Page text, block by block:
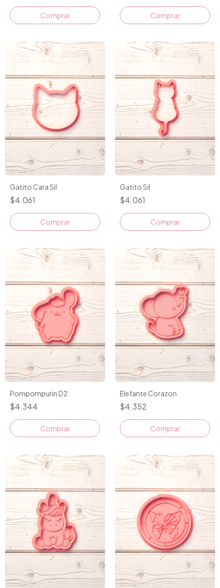
Comprar Comprar
Gatito Cara Sil
$4.061
Comprar
Gatito Sil
$4.061
Comprar
Pompompurin D2
$4.344
Comprar
Elefante Corazon
$4.352
Comprar